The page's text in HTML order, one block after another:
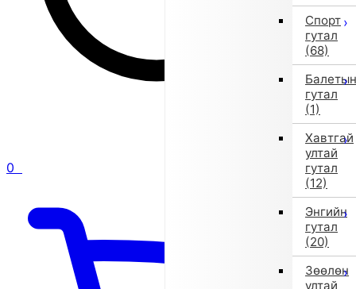
0
Спорт
гутал
(68)
Балетын
гутал
(1)
Хавтгай
ултай
гутал
(12)
Энгийн
гутал
(20)
Зөөлөн
ултай